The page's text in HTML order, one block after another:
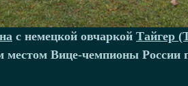
с немецкой овчаркой Тайгер
местом Вице-чемпионы России